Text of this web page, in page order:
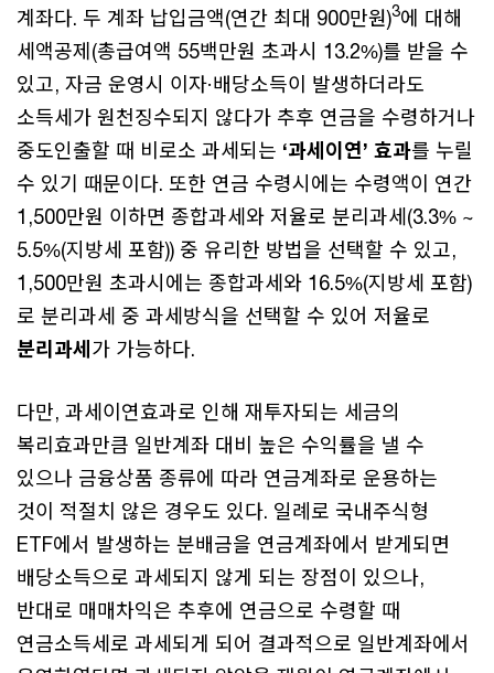
계좌다. 두 계좌 납입금액(연간 최대 900만원)3에 대해
세액공제(총급여액 55백만원 초과시 13.2%)를 받을 수
있고, 자금 운영시 이자·배당소득이 발생하더라도
소득세가 원천징수되지 않다가 추후 연금을 수령하거나
중도인출할 때 비로소 과세되는 ‘과세이연’ 효과를 누릴
수 있기 때문이다. 또한 연금 수령시에는 수령액이 연간
1,500만원 이하면 종합과세와 저율로 분리과세(3.3% ~
5.5%(지방세 포함)) 중 유리한 방법을 선택할 수 있고,
1,500만원 초과시에는 종합과세와 16.5%(지방세 포함)
로 분리과세 중 과세방식을 선택할 수 있어 저율로
분리과세가 가능하다.
다만, 과세이연효과로 인해 재투자되는 세금의
복리효과만큼 일반계좌 대비 높은 수익률을 낼 수
있으나 금융상품 종류에 따라 연금계좌로 운용하는
것이 적절치 않은 경우도 있다. 일례로 국내주식형
ETF에서 발생하는 분배금을 연금계좌에서 받게되면
배당소득으로 과세되지 않게 되는 장점이 있으나,
반대로 매매차익은 추후에 연금으로 수령할 때
연금소득세로 과세되게 되어 결과적으로 일반계좌에서